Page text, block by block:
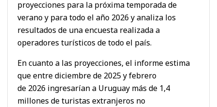
proyecciones para la próxima temporada de
verano y para todo el año 2026 y analiza los
resultados de una encuesta realizada a
operadores turísticos de todo el país.
En cuanto a las proyecciones, el informe estima
que entre diciembre de 2025 y febrero
de 2026 ingresarían a Uruguay más de 1,4
millones de turistas extranjeros no